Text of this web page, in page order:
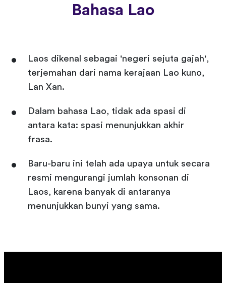
Bahasa Lao
Laos dikenal sebagai 'negeri sejuta gajah',
terjemahan dari nama kerajaan Lao kuno,
Lan Xan.
Dalam bahasa Lao, tidak ada spasi di
antara kata: spasi menunjukkan akhir
frasa.
Baru-baru ini telah ada upaya untuk secara
resmi mengurangi jumlah konsonan di
Laos, karena banyak di antaranya
menunjukkan bunyi yang sama.